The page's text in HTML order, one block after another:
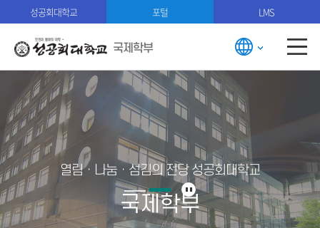
성공회대학교 포털 LMS
국제학부
열림ㆍ나눔ㆍ섬김의 전당 성공회대학교
국제학부